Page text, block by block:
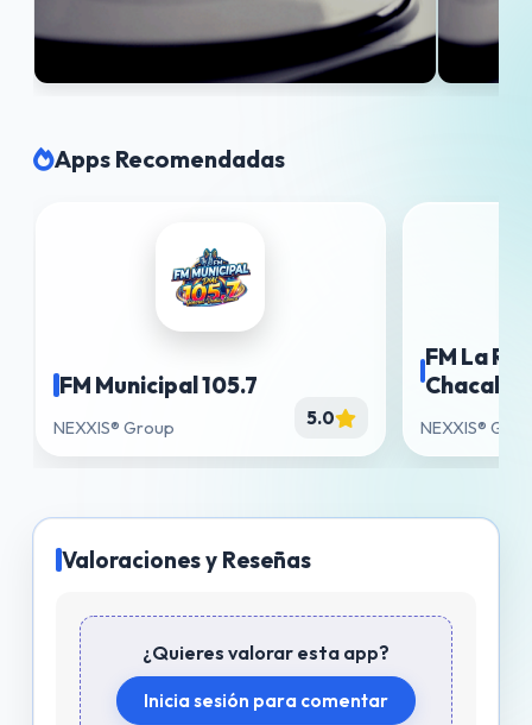
Apps Recomendadas
FM Municipal 105.7
NEXXIS® Group 5.0
FM La
NEXXIS®
Valoraciones y Reseñas
¿Quieres valorar esta app?
Inicia sesión para comentar